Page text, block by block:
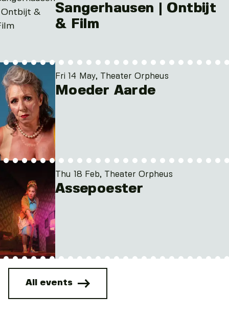
Sangerhausen | Ontbijt
& Film
Fri 14 May, Theater Orpheus
Moeder Aarde
Thu 18 Feb, Theater Orpheus
Assepoester
All events